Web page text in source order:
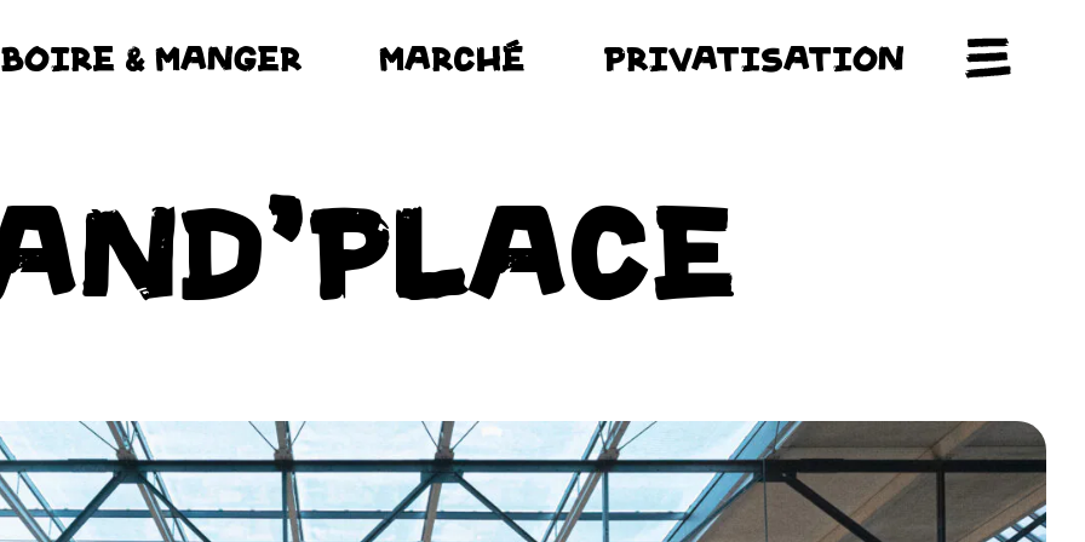
BOIRE & MANGER MARCHÉ PRIVATISATION